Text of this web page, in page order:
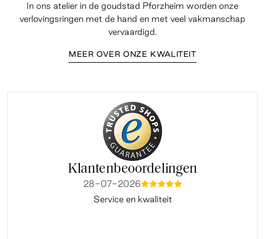
In ons atelier in de goudstad Pforzheim worden onze
verlovingsringen met de hand en met veel vakmanschap
vervaardigd.
MEER OVER ONZE KWALITEIT
Klantenbeoordelingen
28-07-2026mmmmm
Service en kwaliteit